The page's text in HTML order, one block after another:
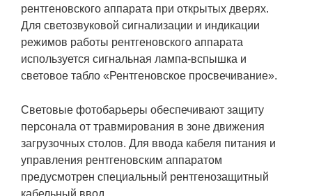
рентгеновского аппарата при открытых дверях.
Для светозвуковой сигнализации и индикации
режимов работы рентгеновского аппарата
используется сигнальная лампа-вспышка и
световое табло «Рентгеновское просвечивание».
Световые фотобарьеры обеспечивают защиту
персонала от травмирования в зоне движения
загрузочных столов. Для ввода кабеля питания и
управления рентгеновским аппаратом
предусмотрен специальный рентгенозащитный
кабельный ввод.